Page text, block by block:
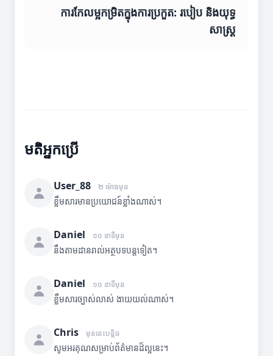
ការកែលម្អកម្រិតក្នុងការប្រកួត: របៀប និងយុទ្ធ
សាស្ត្រ
មតិអ្នកប្រើ
User_88 ២ ម៉ោងមុន
ខ្លឹមសារមានប្រយោជន៍ខ្លាំងណាស់។
Daniel ១០ នាទីមុន
នឹងតាមដានរាល់អត្ថបទបន្តទៀត។
Daniel ១០ នាទីមុន
ខ្លឹមសារច្បាស់លាស់ ងាយយល់ណាស់។
Chris មុននេះបន្តិច
សូមអរគុណសម្រាប់ព័ត៌មានដ៏ល្អនេះ។